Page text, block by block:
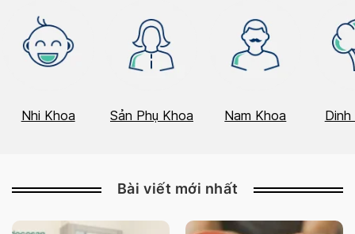
Nhi Khoa Sản Phụ Khoa Nam Khoa Dinh
Bài viết mới nhất